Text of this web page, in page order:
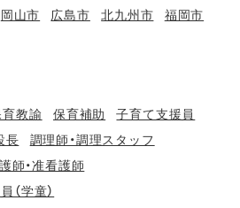
岡山市 広島市 北九州市
福岡市
育教諭 保育補助
子育て支援員
長
調理師・調理スタッフ
師・准看護師
（学童）